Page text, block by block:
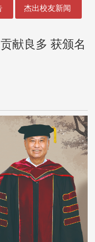
杰出校友新闻
献良多 获颁名